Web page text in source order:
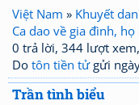
Việt Nam » Khuyết
Ca dao về gia đình, họ
0 trả lời, 344 lượt
Do tôn tiền tửgửi
Trần tình biểu